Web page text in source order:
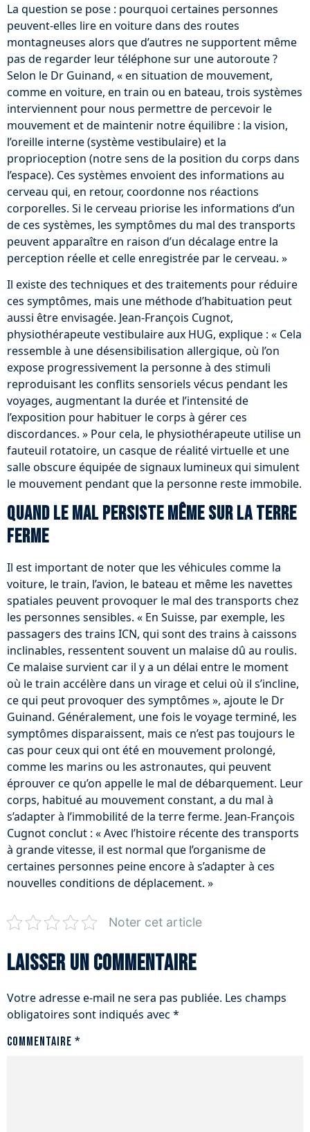
La question se pose : pourquoi certaines personnes
peuvent-elles lire en voiture dans des routes
montagneuses alors que d’autres ne supportent même
pas de regarder leur téléphone sur une autoroute ?
Selon le Dr Guinand, « en situation de mouvement,
comme en voiture, en train ou en bateau, trois systèmes
interviennent pour nous permettre de percevoir le
mouvement et de maintenir notre équilibre : la vision,
l’oreille interne (système vestibulaire) et la
proprioception (notre sens de la position du corps dans
l’espace). Ces systèmes envoient des informations au
cerveau qui, en retour, coordonne nos réactions
corporelles. Si le cerveau priorise les informations d’un
de ces systèmes, les symptômes du mal des transports
peuvent apparaître en raison d’un décalage entre la
perception réelle et celle enregistrée par le cerveau. »
Il existe des techniques et des traitements pour réduire
ces symptômes, mais une méthode d’habituation peut
aussi être envisagée. Jean-François Cugnot,
physiothérapeute vestibulaire aux HUG, explique : « Cela
ressemble à une désensibilisation allergique, où l’on
expose progressivement la personne à des stimuli
reproduisant les conflits sensoriels vécus pendant les
voyages, augmentant la durée et l’intensité de
l’exposition pour habituer le corps à gérer ces
discordances. » Pour cela, le physiothérapeute utilise un
fauteuil rotatoire, un casque de réalité virtuelle et une
salle obscure équipée de signaux lumineux qui simulent
le mouvement pendant que la personne reste immobile.
Quand le mal persiste même sur la terre
ferme
Il est important de noter que les véhicules comme la
voiture, le train, l’avion, le bateau et même les navettes
spatiales peuvent provoquer le mal des transports chez
les personnes sensibles. « En Suisse, par exemple, les
passagers des trains ICN, qui sont des trains à caissons
inclinables, ressentent souvent un malaise dû au roulis.
Ce malaise survient car il y a un délai entre le moment
où le train accélère dans un virage et celui où il s’incline,
ce qui peut provoquer des symptômes », ajoute le Dr
Guinand. Généralement, une fois le voyage terminé, les
symptômes disparaissent, mais ce n’est pas toujours le
cas pour ceux qui ont été en mouvement prolongé,
comme les marins ou les astronautes, qui peuvent
éprouver ce qu’on appelle le mal de débarquement. Leur
corps, habitué au mouvement constant, a du mal à
s’adapter à l’immobilité de la terre ferme. Jean-François
Cugnot conclut : « Avec l’histoire récente des transports
à grande vitesse, il est normal que l’organisme de
certaines personnes peine encore à s’adapter à ces
nouvelles conditions de déplacement. »
Noter cet article
Laisser un commentaire
Votre adresse e-mail ne sera pas publiée. Les champs
obligatoires sont indiqués avec *
Commentaire *